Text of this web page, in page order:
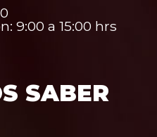
9:00 a 15:00 hrs
SABER